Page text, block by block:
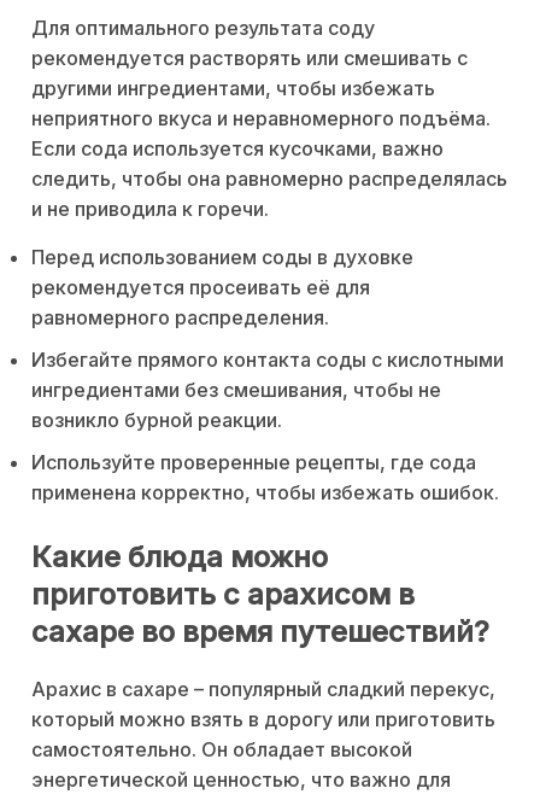
Для оптимального результата соду
рекомендуется растворять или смешивать с
другими ингредиентами, чтобы избежать
неприятного вкуса и неравномерного подъёма.
Если сода используется кусочками, важно
следить, чтобы она равномерно распределялась
и не приводила к горечи.
Перед использованием соды в духовке
рекомендуется просеивать её для
равномерного распределения.
Избегайте прямого контакта соды с кислотными
ингредиентами без смешивания, чтобы не
возникло бурной реакции.
Используйте проверенные рецепты, где сода
применена корректно, чтобы избежать ошибок.
Какие блюда можно
приготовить с арахисом в
сахаре во время путешествий?
Арахис в сахаре – популярный сладкий перекус,
который можно взять в дорогу или приготовить
самостоятельно. Он обладает высокой
энергетической ценностью, что важно для